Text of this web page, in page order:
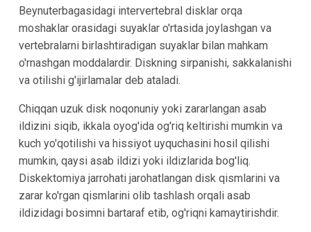
Beynuterbagasidagi intervertebral disklar orqa
moshaklar orasidagi suyaklar o'rtasida joylashgan va
vertebralarni birlashtiradigan suyaklar bilan mahkam
o'rnashgan moddalardir. Diskning sirpanishi, sakkalanishi
va otilishi g'ijirlamalar deb ataladi.
Chiqqan uzuk disk noqonuniy yoki zararlangan asab
ildizini siqib, ikkala oyog'ida og'riq keltirishi mumkin va
kuch yo'qotilishi va hissiyot uyquchasini hosil qilishi
mumkin, qaysi asab ildizi yoki ildizlarida bog'liq.
Diskektomiya jarrohati jarohatlangan disk qismlarini va
zarar ko'rgan qismlarini olib tashlash orqali asab
ildizidagi bosimni bartaraf etib, og'riqni kamaytirishdir.